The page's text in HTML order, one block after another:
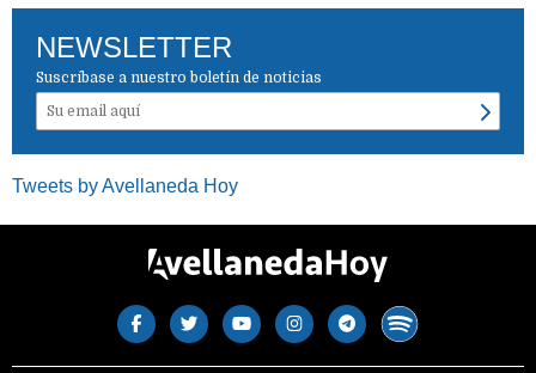
NEWSLETTER
Suscríbase a nuestro boletín de noticias
Tweets by Avellaneda Hoy